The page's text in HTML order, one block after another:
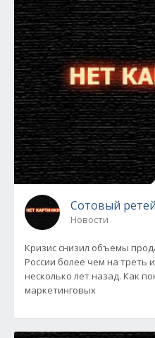
Сотовый
Новости
Кризис снизил объемы
России более чем на треть
несколько лет назад. Как
маркетинговых